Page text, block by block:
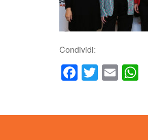
Condividi:
Facebook
Twitter
Email